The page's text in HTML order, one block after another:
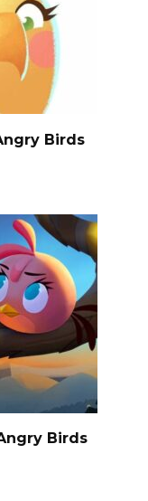
Birds
Birds